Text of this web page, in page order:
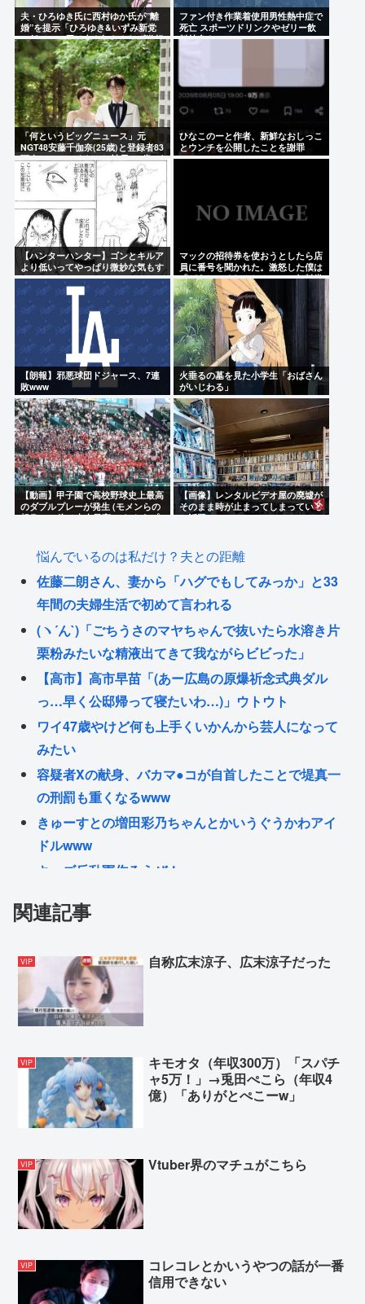
夫・ひろゆき氏に西村ゆか氏が”離
婚”を提示「ひろゆき&いずみ新党
（仮）」の届け出を知らされず激怒
ファン付き作業着使用男性熱中症で
死亡 スポーツドリンクやゼリー飲
料持参も
「何というビッグニュース」元
NGT48安藤千伽奈(25歳)と登録者83
万人YouTuberくらっし社長(35歳)が
結婚
ひなこのーと作者、新鮮なおしっこ
とウンチを公開したことを謝罪
【ハンターハンター】ゴンとキルア
より低いってやっぱり微妙な気もす
る
マックの招待券を使おうとしたら店
員に番号を聞かれた。激怒した僕は
「どうしてくれんねん！！！無料券
よこせや！！！！」と怒鳴って…
【朗報】邪悪球団ドジャース、7連
敗www
火垂るの墓を見た小学生「おばさん
がいじわる」
【動画】甲子園で高校野球史上最高
のダブルプレーが発生 (モメンらの
想像の25倍は史上最高)これもうプ
【画像】レンタルビデオ屋の廃墟が
そのまま時が止まってしまっている
と話題に
悩んでいるのは私だけ？夫との距離
佐藤二朗さん、妻から「ハグでもしてみっか」と33
年間の夫婦生活で初めて言われる
(ヽ´ん`)「ごちうさのマヤちゃんで抜いたら水溶き片
栗粉みたいな精液出てきて我ながらビビった」
【高市】高市早苗「(あー広島の原爆祈念式典ダル
っ…早く公邸帰って寝たいわ…)」ウトウト
ワイ47歳やけど何も上手くいかんから芸人になって
みたい
容疑者Xの献身、バカマ●コが自首したことで堤真一
の刑罰も重くなるwww
きゅーすとの増田彩乃ちゃんとかいうぐうかわアイ
ドルwww
キッズ反乱軍作ろうぜ！
かすwww
院選から排除
ホロライブの音ゲー、普通にクオリティが低くてガ
チ勢から批判殺到www
Powered by livedoor 相互RSS
関連記事
VIP 自称広末涼子、広末涼子だった
VIP
キモオタ（年収300万）「スパチ
ャ5万！」→兎田ぺこら（年収4
億）「ありがとぺこーw」
VIP Vtuber界のマチュがこちら
VIP
コレコレとかいうやつの話が一番
信用できない